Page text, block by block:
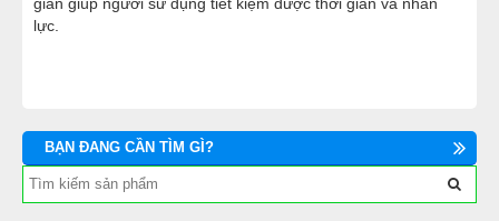
lực.
BẠN ĐANG CẦN TÌM GÌ?